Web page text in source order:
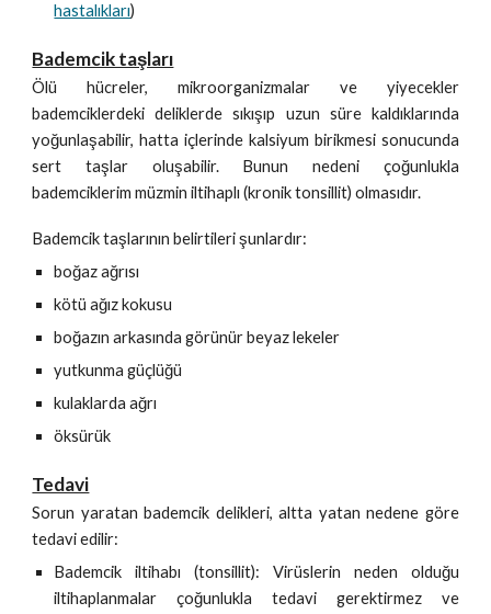
hastalıkları)
Bademcik taşları
Ölü hücreler, mikroorganizmalar ve yiyecekler
bademciklerdeki deliklerde sıkışıp uzun süre kaldıklarında
yoğunlaşabilir, hatta içlerinde kalsiyum birikmesi sonucunda
sert taşlar oluşabilir. Bunun nedeni çoğunlukla
bademciklerim müzmin iltihaplı (kronik tonsillit) olmasıdır.
Bademcik taşlarının belirtileri şunlardır:
boğaz ağrısı
kötü ağız kokusu
boğazın arkasında görünür beyaz lekeler
yutkunma güçlüğü
kulaklarda ağrı
öksürük
Tedavi
Sorun yaratan bademcik delikleri, altta yatan nedene göre
tedavi edilir:
Bademcik iltihabı (tonsillit): Virüslerin neden olduğu
iltihaplanmalar çoğunlukla tedavi gerektirmez ve